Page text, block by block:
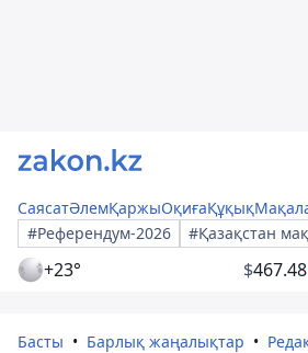
СаясатӘлемҚаржыОқиғаҚұқық
#Референдум-2026
#Қазақстан
+23° $467.48
Басты Барлық жаңалықтар